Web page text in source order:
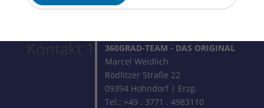
Kontakt 1 360GRAD-TEAM - DAS ORIGINAL
Marcel Weidlich
Rödlitzer Straße 22
09394 Hohndorf | Erzg.
Tel.: +49 . 3771 . 4983110